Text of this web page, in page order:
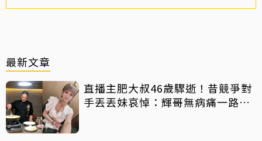
最新文章
直播主肥大叔46歲驟逝！昔競爭對
手丟丟妹哀悼：輝哥無病痛一路好